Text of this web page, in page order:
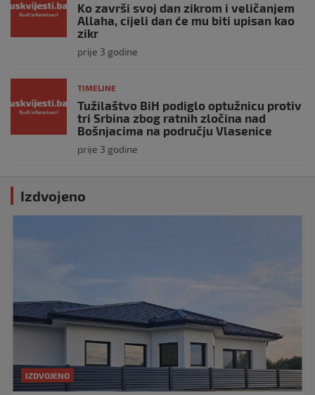
Ko završi svoj dan zikrom i veličanjem
Allaha, cijeli dan će mu biti upisan kao
zikr
prije 3 godine
TIMELINE
Tužilaštvo BiH podiglo optužnicu protiv
tri Srbina zbog ratnih zločina nad
Bošnjacima na području Vlasenice
prije 3 godine
Izdvojeno
IZDVOJENO